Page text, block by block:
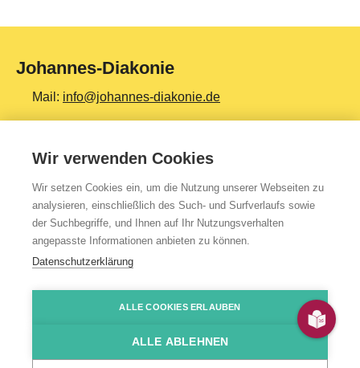
Johannes-Diakonie
Mail: info@johannes-diakonie.de
Tel:06261 - 88-0
Top Themen
Teilhabe & Assistenz
Altenpflege
Bildung & Ausbildung
Datenschutzerklärung
HinSchG-/LkSG-Hinweis JoDi Shop
Wir verwenden Cookies
Wir setzen Cookies ein, um die Nutzung unserer Webseiten zu
analysieren, einschließlich des Such- und Surfverlaufs sowie
der Suchbegriffe, und Ihnen auf Ihr Nutzungsverhalten
angepasste Informationen anbieten zu können.
Datenschutzerklärung
ALLE COOKIES ERLAUBEN
ALLE ABLEHNEN